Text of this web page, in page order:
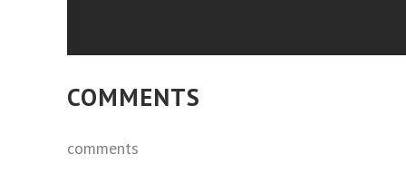
COMMENTS
comments